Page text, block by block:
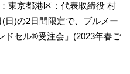
東京都港区：代表取締役 村
日)の2日間限定で、ブルメー
ドセル®受注会」(2023年春ご